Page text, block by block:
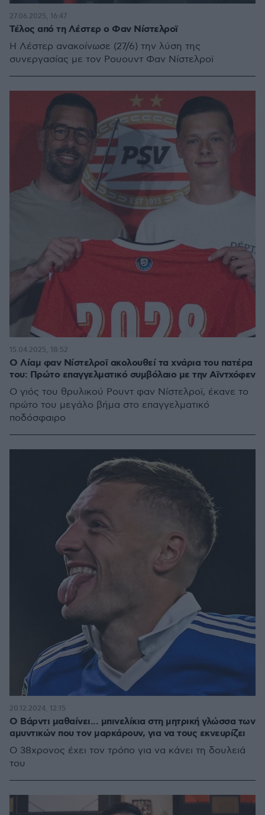
Τέλος από τη Λέστερ ο Φαν Νίστελροϊ
Η Λέστερ ανακοίνωσε (27/6) την λύση της
συνεργασίας με τον Ρουουντ Φαν Νίστελροϊ
27.06.2025, 16:47
Ο Λίαμ φαν Νίστελροϊ ακολουθεί τα χνάρια του πατέρα
του: Πρώτο επαγγελματικό συμβόλαιο με την Αϊντχόφεν
Ο γιός του θρυλικού Ρουντ φαν Νίστελροϊ, έκανε το
πρώτο του μεγάλο βήμα στο επαγγελματικό
ποδόσφαιρο
15.04.2025, 18:52
Ο Βάρντι μαθαίνει... μπινελίκια στη μητρική γλώσσα των
αμυντικών που τον μαρκάρουν, για να τους εκνευρίζει
Ο 38χρονος έχει τον τρόπο για να κάνει τη δουλειά
του
20.12.2024, 12:15